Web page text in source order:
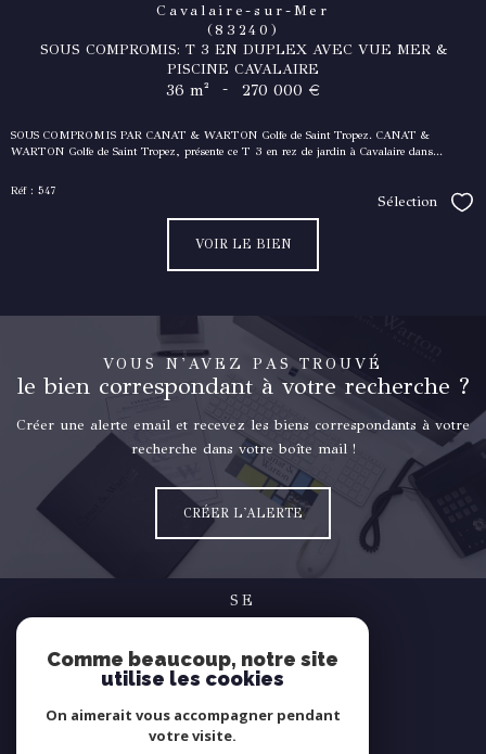
Cavalaire-sur-Mer
(83240)
SOUS COMPROMIS: T 3 EN DUPLEX AVEC VUE MER &
PISCINE CAVALAIRE
36 m² - 270 000 €
SOUS COMPROMIS PAR CANAT & WARTON Golfe de Saint Tropez. CANAT &
WARTON Golfe de Saint Tropez, présente ce T 3 en rez de jardin à Cavalaire dans...
Réf : 547
Sélection
VOIR LE BIEN
VOUS N'AVEZ PAS TROUVÉ
le bien correspondant à votre recherche ?
Créer une alerte email et recevez les biens correspondants à votre
recherche dans votre boîte mail !
CRÉER L'ALERTE
SE
connecter
espace propriétaire
NOUS
suivre
Comme beaucoup, notre site
utilise les cookies
On aimerait vous accompagner pendant
votre visite.